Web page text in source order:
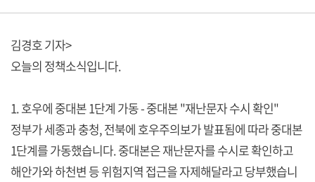
김경호 기자>
오늘의 정책소식입니다.
1. 호우에 중대본 1단계 가동 - 중대본 "재난문자 수시 확인"
정부가 세종과 충청, 전북에 호우주의보가 발표됨에 따라 중대본
1단계를 가동했습니다. 중대본은 재난문자를 수시로 확인하고
해안가와 하천변 등 위험지역 접근을 자제해달라고 당부했습니